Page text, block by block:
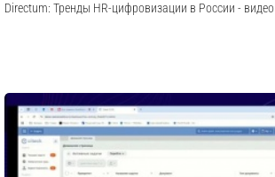
Directum: Тренды HR-цифровизации в России - видео